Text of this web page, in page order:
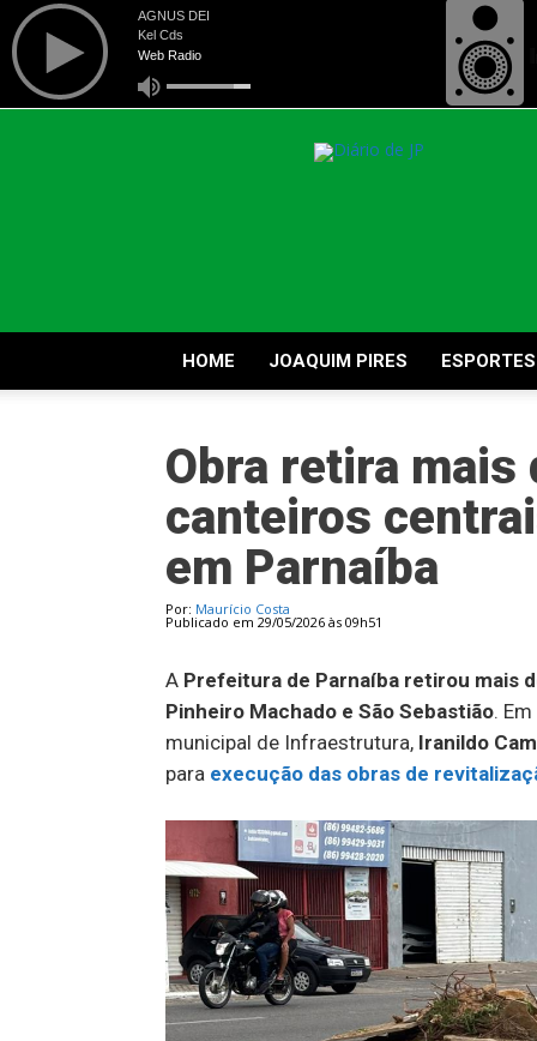
HOME JOAQUIM PIRES ESPORTES
Obra retira mais
canteiros
em Parnaíba
Por: Maurício Costa
Publicado em 29/05/2026 às 09h51
A Prefeitura de Parnaíba retirou mais
Pinheiro Machado e São Sebastião.
municipal de Infraestrutura, Iranildo
para execução das obras de